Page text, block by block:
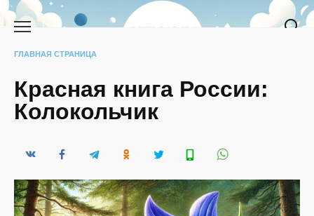
Перейти
ГЛАВНАЯ СТРАНИЦА
Красная книга России:
Колокольчик